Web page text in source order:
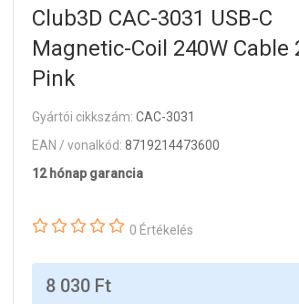
Club3D CAC-3031 USB-C
Magnetic-Coil 240W Cable
Pink
Gyártói cikkszám:CAC-3031
EAN / vonalkód:8719214473600
12 hónap garancia
0 Értékelés
8 030 Ft